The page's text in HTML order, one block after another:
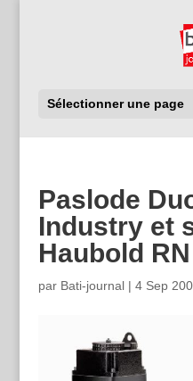
Sélectionner une page
Paslode
Industry et
Haubold
par Bati-journal| 4 Sep